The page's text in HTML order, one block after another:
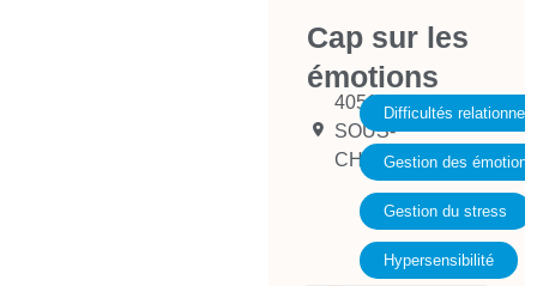
Cap sur les
émotions
4051 VAUX-
SOUS-
CHEVREMONT
Difficultés
Gestion des émotions
Gestion du stress
Hypersensibilité